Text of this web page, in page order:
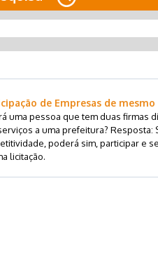
de Empresas de
uma pessoa que tem duas firmas
a uma prefeitura?
poderá sim, participar e
licitação.